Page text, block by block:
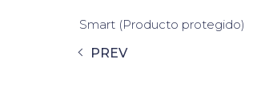
Smart (Producto protegido)
PREV